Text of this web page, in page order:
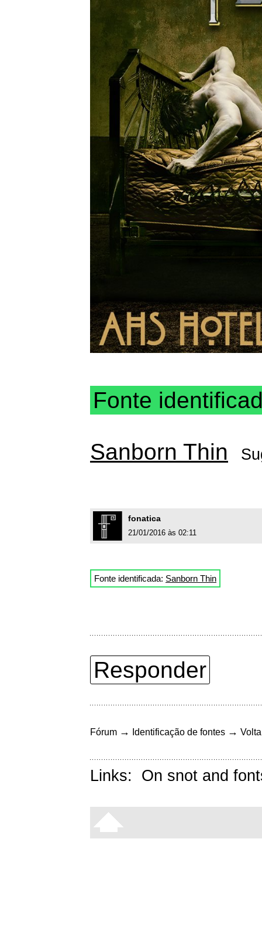
Fonte
Sanborn Thin
fonatica
21/01/2016 às 02:11
Fonte identificada: Sanborn Thin
Responder
Fórum → Identificação de fontes →
Links: On snot and